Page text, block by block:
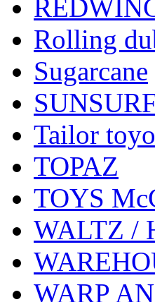
Rolling
Sugarcane
Tailor toyo
TOPAZ
TOYS
WALTZ /
WARP